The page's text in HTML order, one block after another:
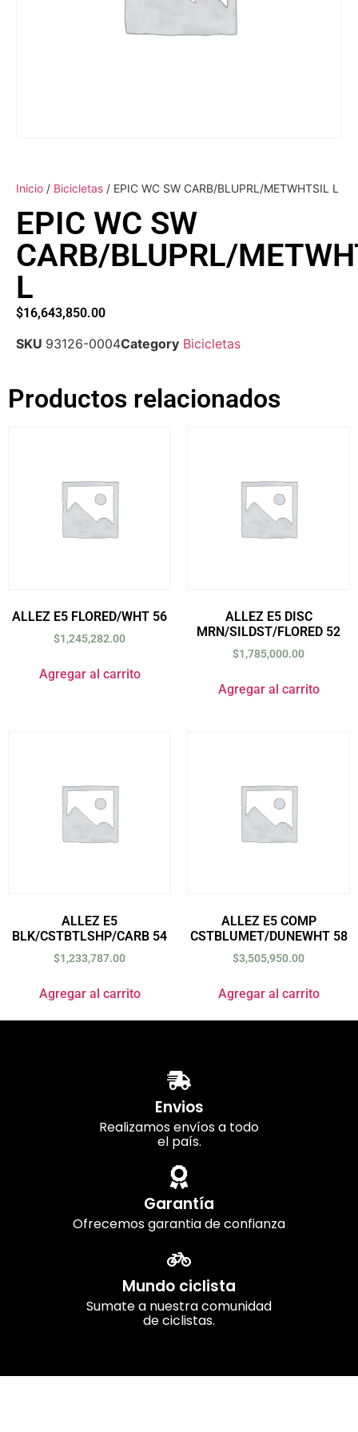
Inicio / Bicicletas / EPIC WC SW CARB/BLUPRL/METWHTSIL L
EPIC WC SW
CARB/BLUPRL/
L
$16,643,850.00
SKU 93126-0004Category Bicicletas
Productos relacionados
ALLEZ E5 FLORED/WHT 56
$1,245,282.00
Agregar al carrito
ALLEZ E5 DISC
MRN/SILDST/FLORED 52
$1,785,000.00
Agregar al carrito
ALLEZ E5
BLK/CSTBTLSHP/CARB 54
$1,233,787.00
Agregar al carrito
ALLEZ E5 COMP
CSTBLUMET/DUNEWHT 58
$3,505,950.00
Agregar al carrito
Envios
Realizamos envíos a todo
el país.
Garantía
Ofrecemos garantia de confianza
Mundo ciclista
Sumate a nuestra comunidad
de ciclistas.